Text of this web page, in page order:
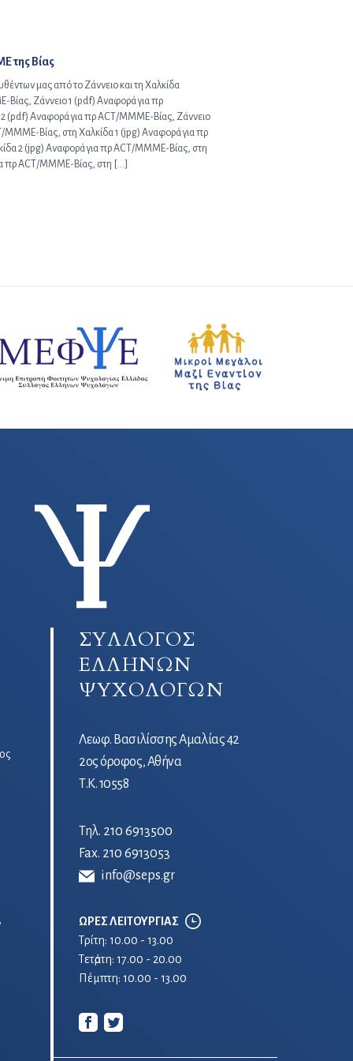
της Βίας
μας από το Ζάννειο και τη Χαλκίδα
Βίας, Ζάννειο 1 (pdf) Αναφορά για πρ
(pdf) Αναφορά για πρ ACT/MMME-Βίας, Ζάννειο
Βίας, στη Χαλκίδα 1 (jpg) Αναφορά για πρ
2 (jpg) Αναφορά για πρ ACT/MMME-Βίας, στη
πρ ACT/MMME-Βίας, στη […]
ΣΥΛΛΟΓΟΣ
ΕΛΛΗΝΩΝ
ΨΥΧΟΛΟΓΩΝ
Λεωφ. Βασιλίσσης Αμαλίας 42
2ος όροφος, Αθήνα
Τ.Κ. 10558
Τηλ. 210 6913500
Fax. 210 6913053
info@seps.gr
ΩΡΕΣ ΛΕΙΤΟΥΡΓΙΑΣ
Τρίτη: 10.00 - 13.00
Τετἀρτη: 17.00 - 20.00
Πέμπτη: 10.00 - 13.00